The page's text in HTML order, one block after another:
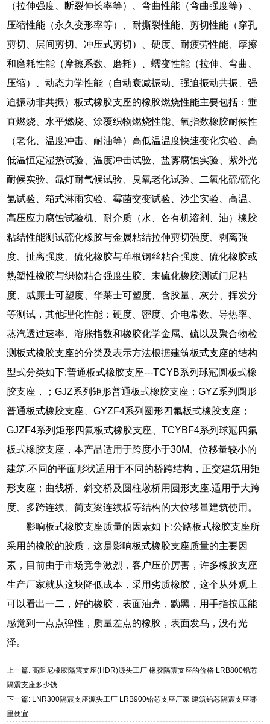
（拉伸强度、断裂伸长率等）、弯曲性能（弯曲强度等）、
压缩性能（永久变形率等）、耐撕裂性能、剪切性能（穿孔
剪切、层间剪切、冲压式剪切）、硬度、耐疲劳性能、摩擦
和磨耗性能（摩擦系数、磨耗）、蠕变性能（拉伸、弯曲、
压缩）、动态力学性能（自动衰减振动、强迫振动共振、强
迫振动非共振）板式橡胶支座的橡胶燃烧性能主要包括：垂
直燃烧、水平燃烧、涂覆织物燃烧性能、氧指数橡胶耐候性
（老化、温度冲击、耐油等）高低温温度快速变化实验、高
低温恒定湿热试验、温度冲击试验、盐雾腐蚀实验、紫外光
耐候实验、氙灯耐气候试验、臭氧老化试验、二氧化硫/硫化
氢试验、箱式淋雨实验、霉菌交变试验、沙尘实验、高温、
高压应力腐蚀试验机、耐介质（水、各有机溶剂、油）橡胶
粘结性能测试硫化橡胶与金属粘结拉伸剪切强度、剥离强
度、扯离强度、硫化橡胶与单根钢丝粘合强度、硫化橡胶或
热塑性橡胶与织物粘合强度生胶、未硫化橡胶测试门尼粘
度、威廉士可塑度、华莱士可塑度、含胶量、灰分、挥发分
等测试，其他理化性能：硬度、密度、介电常数、导热率、
蒸汽透过速率、溶胀指数和橡胶化学金属、硫以及聚合物检
测板式橡胶支座的分类及表示方法根据建筑板式支座的结构
型式分类如下:普通板式橡胶支座---TCYB系列球冠圆板式橡
胶支座，；GJZ系列矩形普通板式橡胶支座；GYZ系列圆形
普通板式橡胶支座、GYZF4系列圆形四氟板式橡胶支座；
GJZF4系列矩形四氟板式橡胶支座、TCYBF4系列球冠四氟
板式橡胶支座，本产品适用于跨度小于30M、位移量较小的
建筑.不同的平面形状适用于不同的桥跨结构，正交建筑用矩
形支座；曲线桥、斜交桥及圆柱墩桥用圆形支座.适用于大跨
度、多跨连续、简支梁连续板等结构的大位移量建筑使用。
影响板式橡胶支座质量的因素如下:公路板式橡胶支座所
采用的橡胶的胶质，这是影响板式橡胶支座质量的主要因
素，目前由于市场竞争激烈，客户压价厉害，许多橡胶支座
生产厂家就从这块降低成本，采用劣质橡胶，这个从外观上
可以看出一二，好的橡胶，表面油亮，黝黑，用手指按压能
感觉到一点点弹性，质量差点的橡胶，表面发乌，没有光
泽。
上一篇: 高阻尼橡胶隔震支座(HDR)源头工厂 橡胶隔震支座的价格 LRB800铅芯
隔震支座多少钱
下一篇: LNR300隔震支座源头工厂 LRB900铅芯支座厂家 建筑铅芯隔震支座哪
里便宜